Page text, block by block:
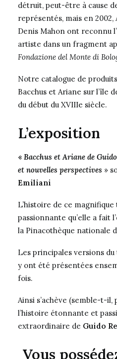
détruit, peut-être à cause
représentés, mais en
Denis Mahon ont reconnu
artiste dans un fragment
Fondazione del Monte di
Notre catalogue de
Bacchus et Ariane sur l’île
du début du XVIIIe siècle.
L’exposition
« Bacchus et Ariane de
et nouvelles perspectives »
Emiliani
L’histoire de ce magnifique
passionnante qu’elle a fait
la Pinacothèque nationale
Les principales versions du
y ont été présentées
fois.
Ainsi s’achève (semble-t-
l’histoire étonnante et
extraordinaire de Guido
Vous